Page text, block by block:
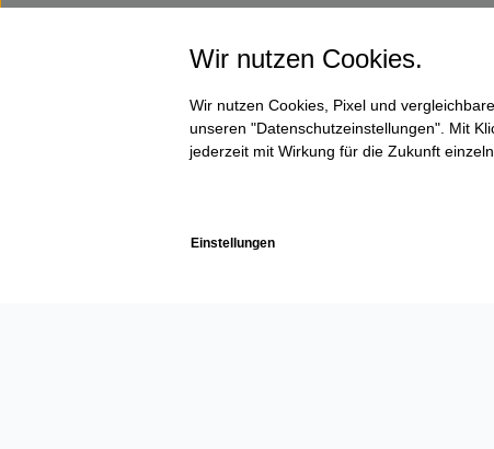
Wir nutzen Cookies.
Wir nutzen Cookies, Pixel und
unseren "Datenschutzeinstellungen". Mit
jederzeit mit Wirkung für die Zukunft
Einstellungen